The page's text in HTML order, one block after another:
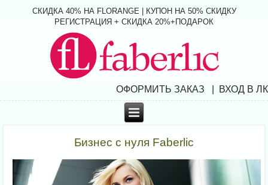
СКИДКА 40% НА FLORANGE | КУПОН НА 50% СКИДКУ
РЕГИСТРАЦИЯ + СКИДКА 20%+ПОДАРОК
ОФОРМИТЬ ЗАКАЗ | ВХОД В ЛК
Бизнес с нуля Faberlic